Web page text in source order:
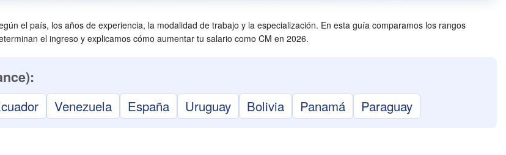
el país, los años de experiencia, la modalidad de trabajo y la especialización. En esta guía comparamos los rangos
el ingreso y explicamos cómo aumentar tu salario como CM en 2026.
Venezuela España Uruguay Bolivia Panamá Paraguay